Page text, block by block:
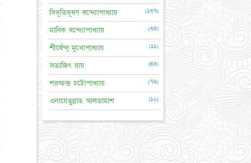
বিভূতিভূষণ বন্দ্যোপাধ্যায় (১৩৭)
মানিক বন্দ্যোপাধ্যায় (৩৫)
শীর্ষেন্দু মুখোপাধ্যায় (১১)
সত্যজিৎ রায় (৪৫)
শরৎচন্দ্র চট্টোপাধ্যায় (৭৯)
এনায়েতুল্লাহ আলতামাশ (১০)